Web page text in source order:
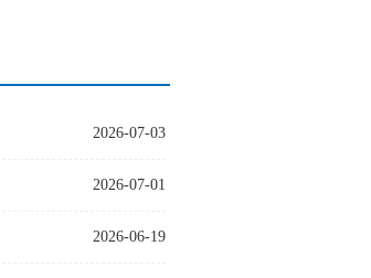
2026-07-03
2026-07-01
2026-06-19